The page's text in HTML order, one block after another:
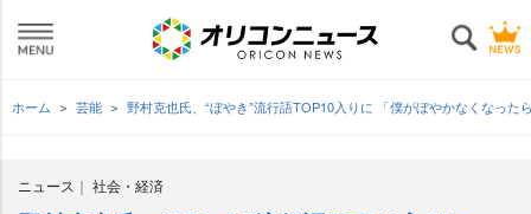
ホーム 芸能 野村克也氏、“ぼやき”流行語TOP10入りに 「僕がぼやかなくなった
ニュース 社会・経済